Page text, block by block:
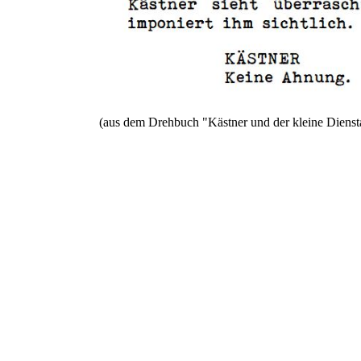
(aus dem Drehbuch "Kästner und der kleine